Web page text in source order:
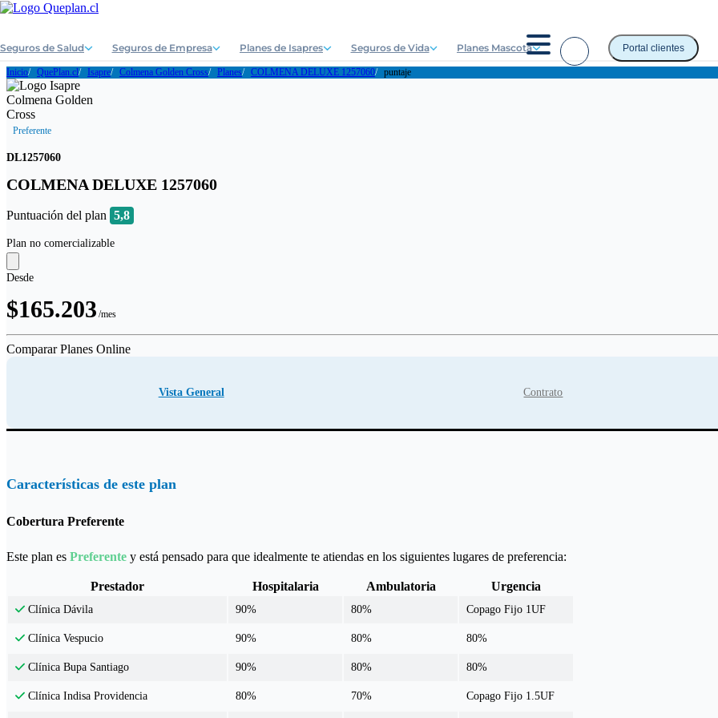
Seguros de Salud Seguros de Empresa Planes de Isapres Seguros de Vida Planes Mascota Portal clientes
Inicio QuePlan.cl Isapre Colmena Golden Cross Planes COLMENA DELUXE 1257060 puntaje
Preferente
DL1257060
COLMENA DELUXE 1257060
Puntuación del plan 5,8
Plan no comercializable
Desde
$165.203 /mes
Comparar Planes Online
Vista General Contrato
Características de este plan
Cobertura Preferente
Este plan es Preferente y está pensado para que idealmente te atiendas en los siguientes lugares de preferencia:
Prestador Hospitalaria Ambulatoria Urgencia
Clínica Dávila 90% 80% Copago Fijo 1UF
Clínica Vespucio 90% 80% 80%
Clínica Bupa Santiago 90% 80% 80%
Clínica Indisa Providencia 80% 70% Copago Fijo 1.5UF